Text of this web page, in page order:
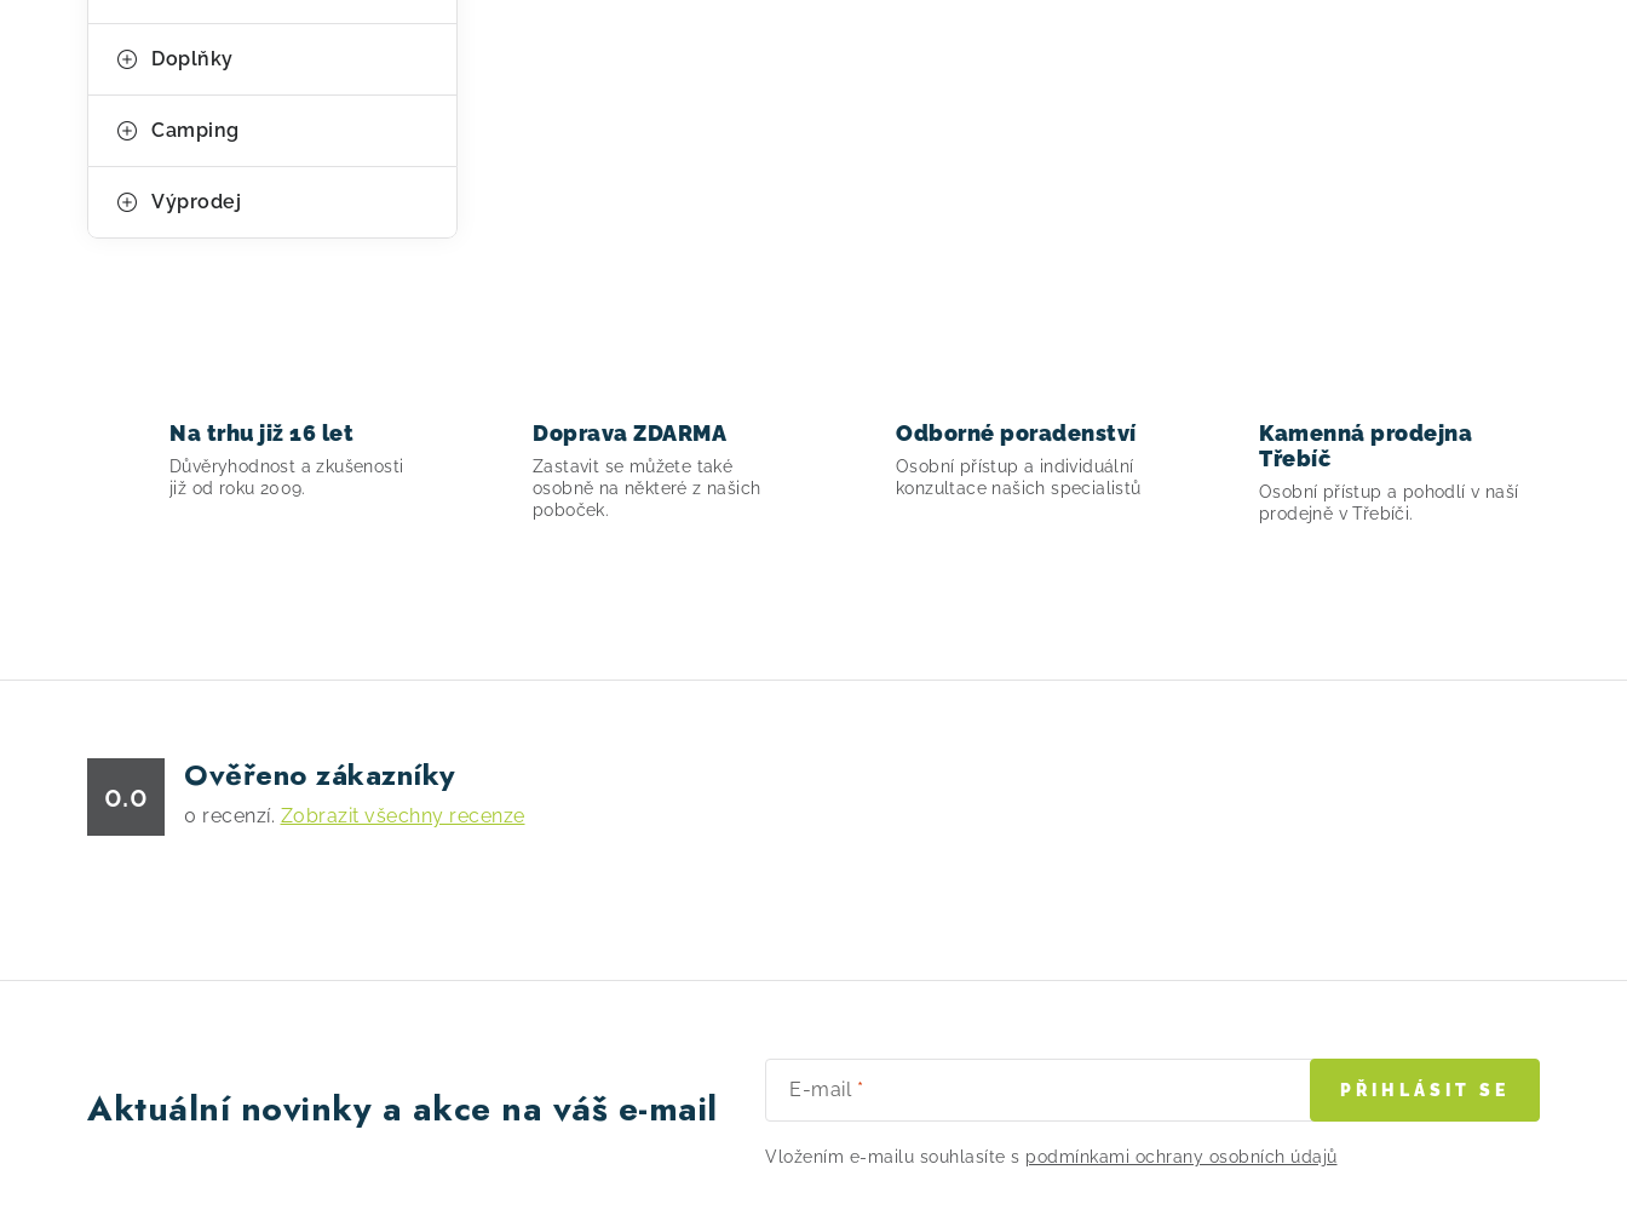
Doplňky
Camping
Výprodej
u
Na trhu již 16 let
Důvěryhodnost a zkušenosti
již od roku 2009.
Doprava ZDARMA
Zastavit se můžete také
osobně na některé z našich
poboček.
Odborné poradenství
Osobní přístup a individuální
konzultace našich specialistů
Kamenná prodejna
Třebíč
Osobní přístup a pohodlí v naší
prodejně v Třebíči.
0.0
Ověřeno zákazníky
0 recenzí. Zobrazit všechny recenze
Aktuální novinky a akce na váš e-mail E-mail
Vložením e-mailu souhlasíte s podmínkami ochrany osobních údajů
PŘIHLÁSIT SE